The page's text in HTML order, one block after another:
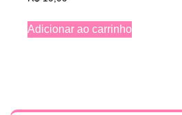
Adicionar ao carrinho